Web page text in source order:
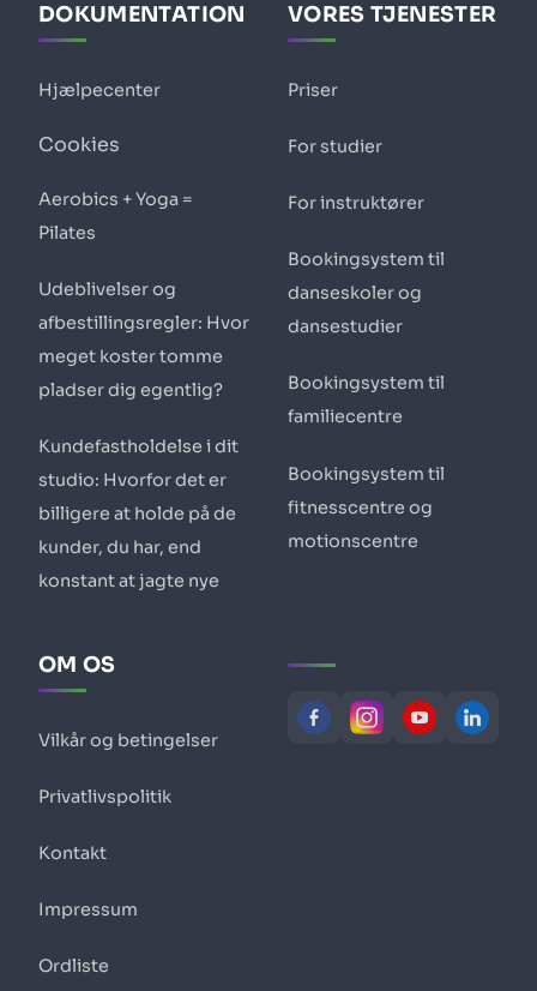
DOKUMENTATION
Hjælpecenter
Cookies
Aerobics + Yoga =
Pilates
Udeblivelser og
afbestillingsregler: Hvor
meget koster tomme
pladser dig egentlig?
Kundefastholdelse i dit
studio: Hvorfor det er
billigere at holde på de
kunder, du har, end
konstant at jagte nye
VORES TJENESTER
Priser
For studier
For instruktører
Bookingsystem til
danseskoler og
dansestudier
Bookingsystem til
familiecentre
Bookingsystem til
fitnesscentre og
motionscentre
OM OS
Vilkår og betingelser
Privatlivspolitik
Kontakt
Impressum
Ordliste